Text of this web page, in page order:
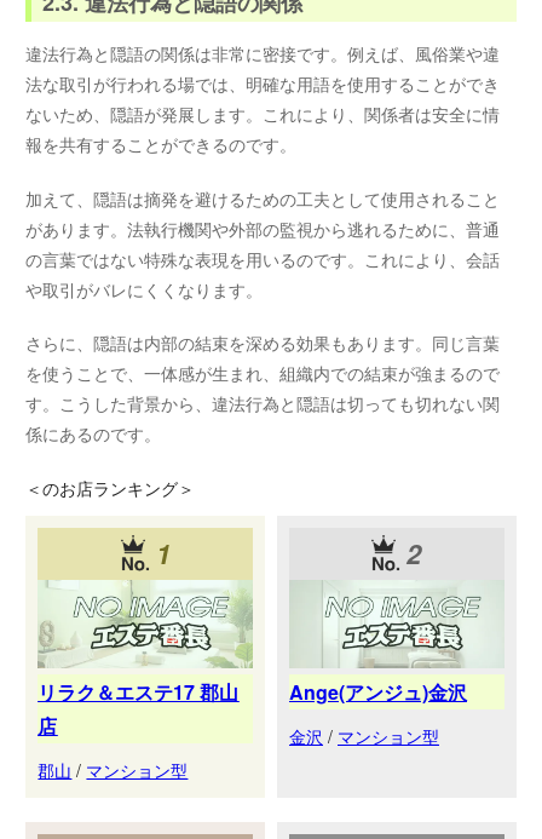
違法行為と隠語の関係は非常に密接です。例えば、風俗業や違
法な取引が行われる場では、明確な用語を使用することができ
ないため、隠語が発展します。これにより、関係者は安全に情
報を共有することができるのです。
加えて、隠語は摘発を避けるための工夫として使用されること
があります。法執行機関や外部の監視から逃れるために、普通
の言葉ではない特殊な表現を用いるのです。これにより、会話
や取引がバレにくくなります。
さらに、隠語は内部の結束を深める効果もあります。同じ言葉
を使うことで、一体感が生まれ、組織内での結束が強まるので
す。こうした背景から、違法行為と隠語は切っても切れない関
係にあるのです。
＜のお店ランキング＞
1
リラク＆エステ17 郡山
店
郡山 / マンション型
2
Ange(アンジュ)金沢
金沢 / マンション型